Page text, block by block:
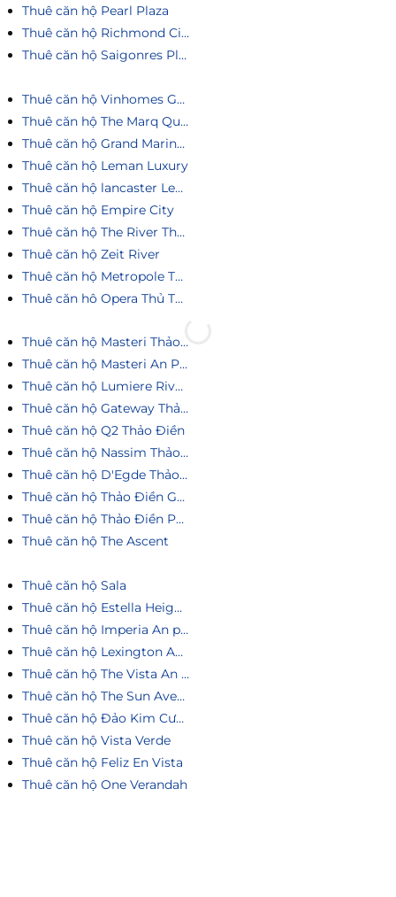
Thuê căn hộ Pearl Plaza
Thuê căn hộ Richmond City
Thuê căn hộ Saigonres Plaza
Thuê căn hộ Vinhomes Golden River
Thuê căn hộ The Marq Quận 1
Thuê căn hộ Grand Marina Saigon
Thuê căn hộ Leman Luxury
Thuê căn hộ lancaster Legacy
Thuê căn hộ Empire City
Thuê căn hộ The River Thủ Thiêm
Thuê căn hộ Zeit River
Thuê căn hộ Metropole Thủ Thiêm
Thuê căn hô Opera Thủ Thiêm
Thuê căn hộ Masteri Thảo Điền
Thuê căn hộ Masteri An Phú
Thuê căn hộ Lumiere Riverside
Thuê căn hộ Gateway Thảo Điền
Thuê căn hộ Q2 Thảo Điền
Thuê căn hộ Nassim Thảo Điền
Thuê căn hộ D'Egde Thảo Điền
Thuê căn hộ Thảo Điền Green
Thuê căn hộ Thảo Điền Pearl
Thuê căn hộ The Ascent
Thuê căn hộ Sala
Thuê căn hộ Estella Heights
Thuê căn hộ Imperia An phú
Thuê căn hộ Lexington An Phú
Thuê căn hộ The Vista An Phú
Thuê căn hộ The Sun Avenue
Thuê căn hộ Đảo Kim Cương
Thuê căn hộ Vista Verde
Thuê căn hộ Feliz En Vista
Thuê căn hộ One Verandah